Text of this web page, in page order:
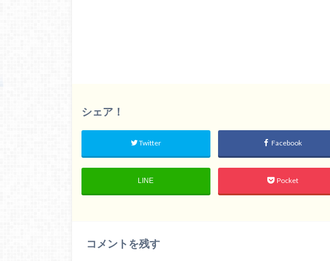
シェア！
Twitter Facebook
LINE Pocket
コメントを残す